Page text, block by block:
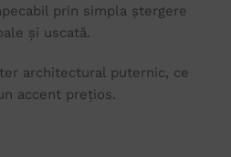
prin simpla ștergere
și uscată.
architectural puternic, ce
accent prețios.